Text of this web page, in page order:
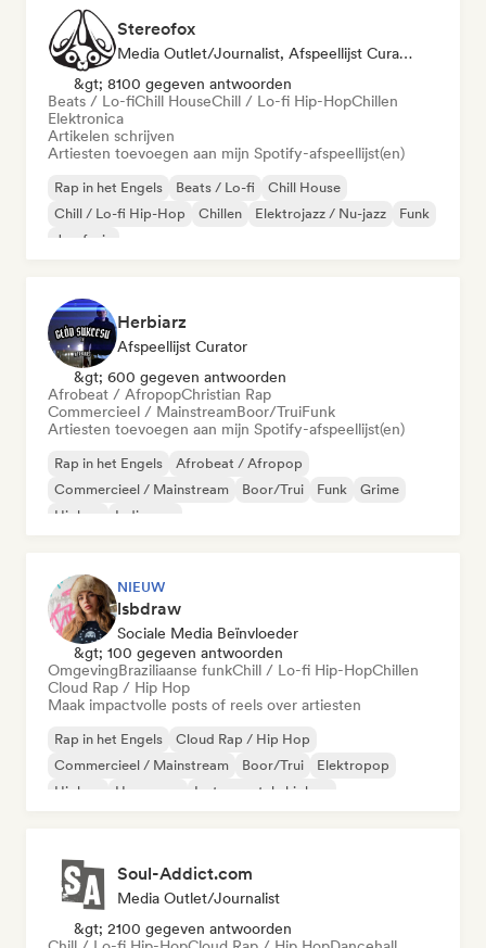
Stereofox
Media Outlet/Journalist, Afspeellijst Curator
&gt; 8100 gegeven antwoorden
Beats / Lo-fiChill HouseChill / Lo-fi Hip-HopChillen
Elektronica
Artikelen schrijven
Artiesten toevoegen aan mijn Spotify-afspeellijst(en)
Rap in het Engels Beats / Lo-fi
Chill House
Chill / Lo-fi Hip-Hop
Chillen Elektrojazz / Nu-jazz
Funk
Jazzfusie
Herbiarz
Afspeellijst Curator
&gt; 600 gegeven antwoorden
Afrobeat / AfropopChristian Rap
Commercieel / MainstreamBoor/TruiFunk
Artiesten toevoegen aan mijn Spotify-afspeellijst(en)
Rap in het Engels
Afrobeat / Afropop
Commercieel / Mainstream
Boor/Trui Funk
Grime
Hiphop
Indie pop
NIEUW
lsbdraw
Sociale Media Beïnvloeder
&gt; 100 gegeven antwoorden
OmgevingBraziliaanse funkChill / Lo-fi Hip-HopChillen
Cloud Rap / Hip Hop
Maak impactvolle posts of reels over artiesten
Rap in het Engels
Cloud Rap / Hip Hop
Commercieel / Mainstream
Boor/Trui
Elektropop
Hiphop
Hyperpop Instrumentale hiphop
Soul-Addict.com
Media Outlet/Journalist
&gt; 2100 gegeven antwoorden